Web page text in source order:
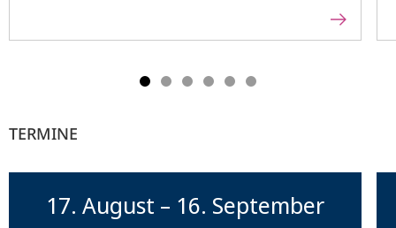
TERMINE
17. August – 16. September